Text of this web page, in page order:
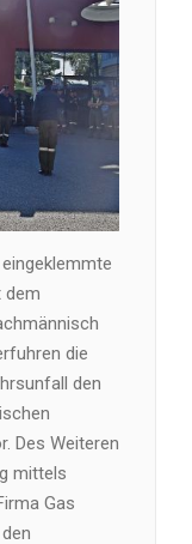
dem
die
den
Des Weiteren
mittels
Gas